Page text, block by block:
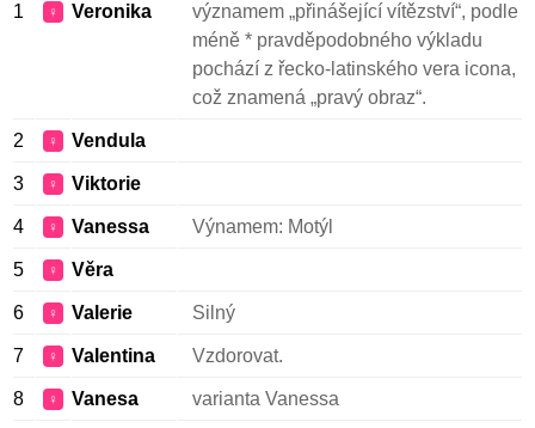
1 ♀ Veronika
významem „přinášející vítězství“, podle
méně * pravděpodobného výkladu
pochází z řecko-latinského vera icona,
což znamená „pravý obraz“.
2 ♀ Vendula
3 ♀ Viktorie
4 ♀ Vanessa Výnamem: Motýl
5 ♀ Věra
6 ♀ Valerie Silný
7 ♀ Valentina Vzdorovat.
8 ♀ Vanesa varianta Vanessa